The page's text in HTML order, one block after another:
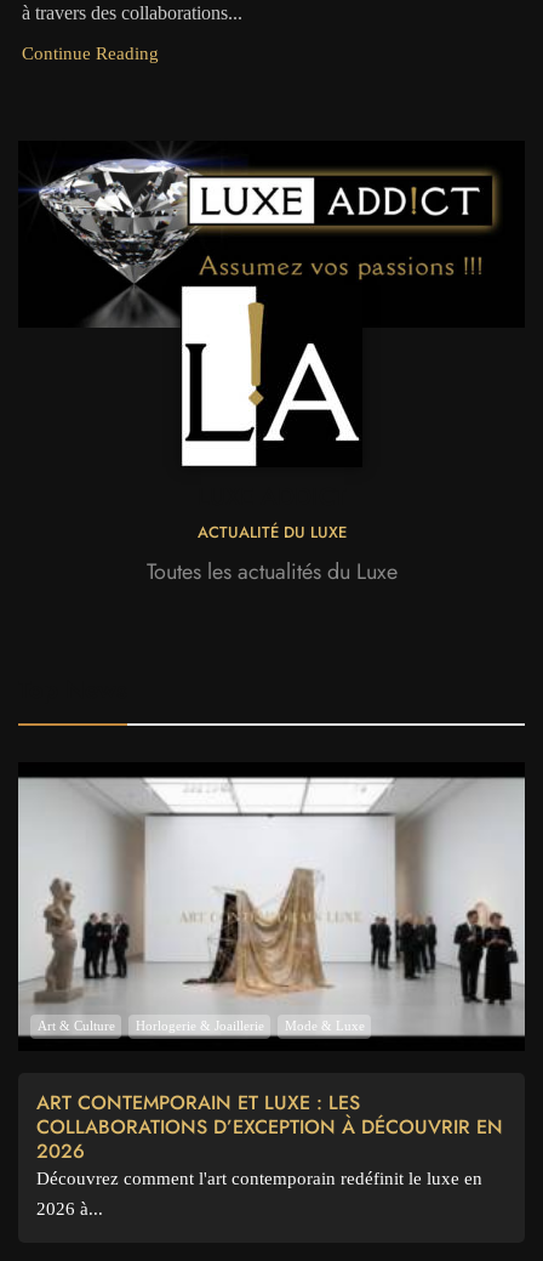
à travers des collaborations...
Continue Reading
ACTUALITÉ DU LUXE
Toutes les actualités du Luxe
Art & Culture Horlogerie & Joaillerie Mode & Luxe
ART CONTEMPORAIN ET LUXE : LES
COLLABORATIONS D’EXCEPTION À DÉCOUVRIR EN
2026
Découvrez comment l'art contemporain redéfinit le luxe en
2026 à...